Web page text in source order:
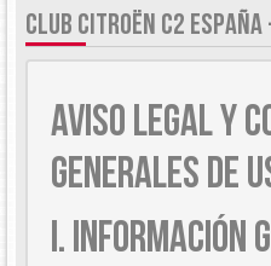
CLUB CITROËN C2 ESPAÑA
AVISO LEGAL Y
GENERALES DE
I. INFORMACIÓN